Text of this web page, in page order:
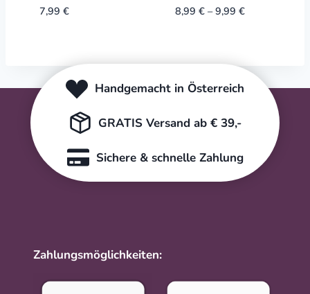
7,99 € 8,99 €–9,99 €
Handgemacht in Österreich
GRATIS Versand ab € 39,-
Sichere & schnelle Zahlung
Zahlungsmöglichkeiten: